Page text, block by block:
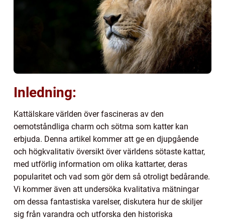
Inledning:
Kattälskare världen över fascineras av den
oemotståndliga charm och sötma som katter kan
erbjuda. Denna artikel kommer att ge en djupgående
och högkvalitativ översikt över världens sötaste kattar,
med utförlig information om olika kattarter, deras
popularitet och vad som gör dem så otroligt bedårande.
Vi kommer även att undersöka kvalitativa mätningar
om dessa fantastiska varelser, diskutera hur de skiljer
sig från varandra och utforska den historiska